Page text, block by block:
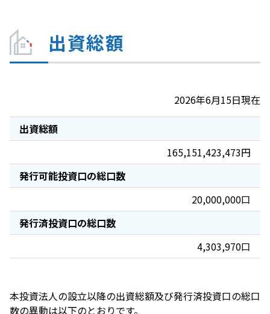
出資総額
2026年6月15日現在
出資総額
165,151,423,473円
発行可能投資口の総口数
20,000,000口
発行済投資口の総口数
4,303,970口
本投資法人の設立以降の出資総額及び発行済投資口の総口
数の異動は以下のとおりです。